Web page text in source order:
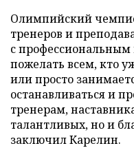
Олимпийский
тренеров и
с
пожелать всем, кто
или просто
останавливаться и
тренерам,
талантливых, но и
заключил Карелин.